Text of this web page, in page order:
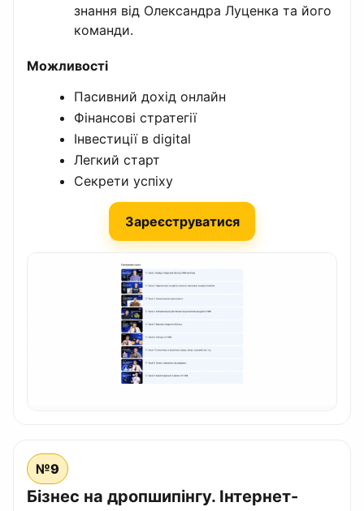
знання від Олександра Луценка та його
команди.
Можливості
Пасивний дохід онлайн
Фінансові стратегії
Інвестиції в digital
Легкий старт
Секрети успіху
Зареєструватися
№9
Бізнес на дропшипінгу. Інтернет-